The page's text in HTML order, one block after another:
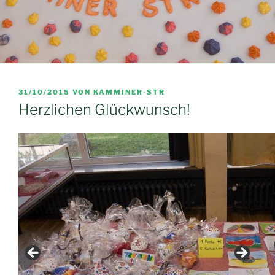
VERÖFFENTLICHT
AM
31/10/2015 VON KAMMINER-STR
Herzlichen Glückwunsch!